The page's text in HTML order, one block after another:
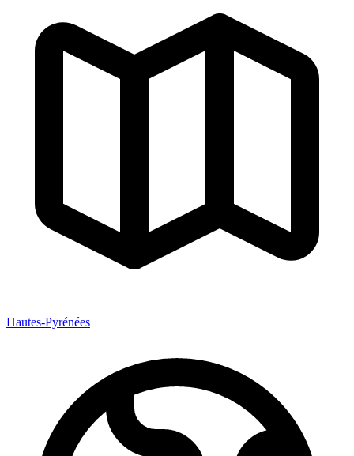
Hautes-Pyrénées